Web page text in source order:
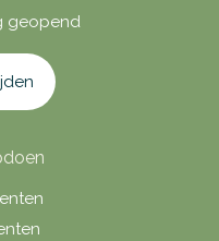
geopend